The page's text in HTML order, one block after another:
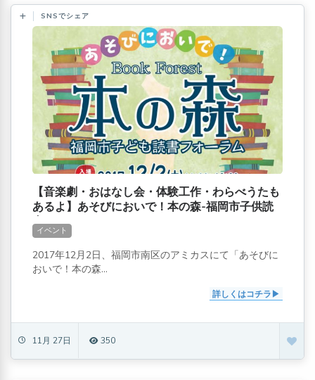
SNSでシェア
【音楽劇・おはなし会・体験工作・わらべうたも
あるよ】あそびにおいで！本の森-福岡市子供読
書フォーラム
イベント
2017年12月2日、福岡市南区のアミカスにて「あそびに
おいで！本の森...
詳しくはコチラ
11月 27日 350